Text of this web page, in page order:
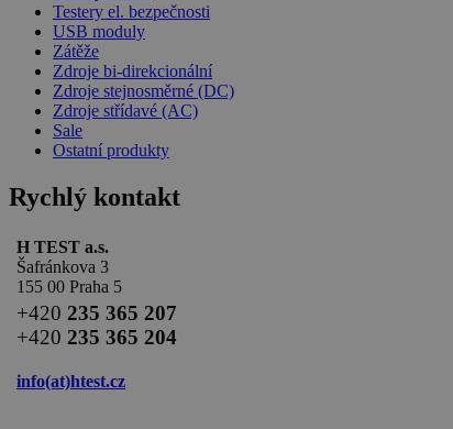
Testery el. bezpečnosti
USB moduly
Zátěže
Zdroje bi-direkcionální
Zdroje stejnosměrné (DC)
Zdroje střídavé (AC)
Sale
Ostatní produkty
Rychlý kontakt
H TEST a.s.
Šafránkova 3
155 00 Praha 5
+420 235 365 207
+420 235 365 204
info(at)htest.cz